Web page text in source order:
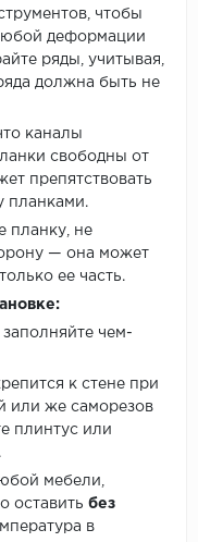
чтобы
деформации
ряды, учитывая,
должна быть не
каналы
свободны от
препятствовать
планками.
планку, не
— она может
ее часть.
чем-
к стене при
или же саморезов
плинтус или
мебели,
оставить без
в